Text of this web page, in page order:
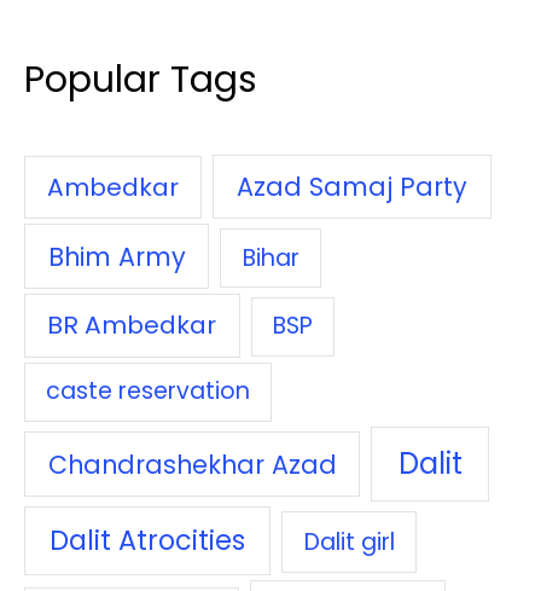
Popular Tags
Ambedkar
Azad Samaj Party
Bhim Army
Bihar
BR Ambedkar
BSP
caste reservation
Chandrashekhar Azad Dalit
Dalit Atrocities Dalit girl